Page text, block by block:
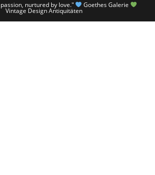
nurtured by love." Goethes Galerie
Vintage Design Antiquitäten